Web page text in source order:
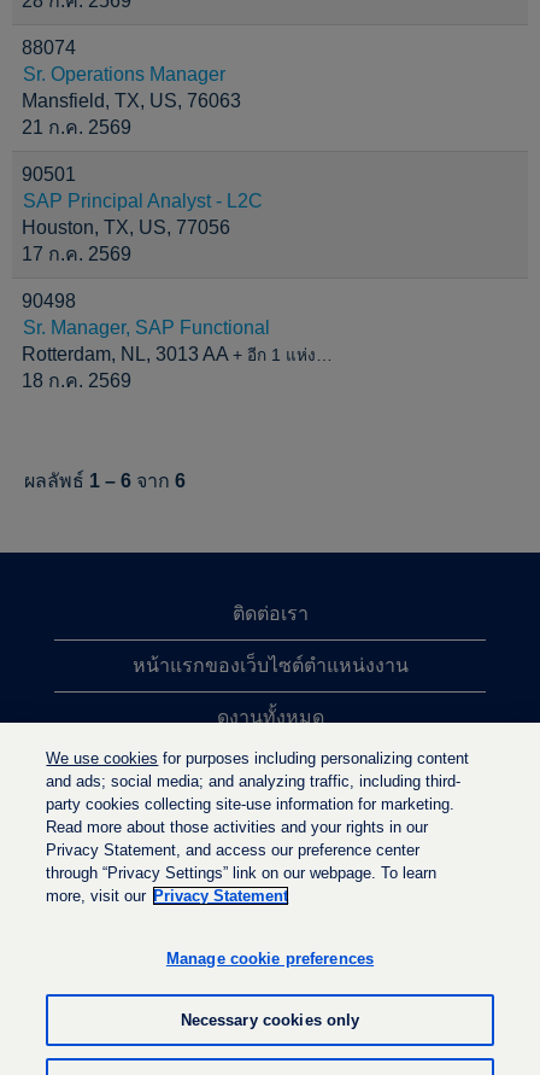
88074
Sr. Operations Manager
Mansfield, TX, US, 76063
21 ก.ค. 2569
90501
SAP Principal Analyst - L2C
Houston, TX, US, 77056
17 ก.ค. 2569
90498
Sr. Manager, SAP Functional
Rotterdam, NL, 3013 AA + อีก 1 แห่ง…
18 ก.ค. 2569
ผลลัพธ์ 1 – 6 จาก 6
ติดต่อเรา
หน้าแรกของเว็บไซต์ตำแหน่งงาน
ดูงานทั้งหมด
การค้นหาตำแหน่งงานยอดนิยม
นโยบายความเป็นส่วนตัว
ด
น
แ
ท็
บ
ด
แ
ท็
บ
น
บ
We use cookies for purposes including personalizing content
and ads; social media; and analyzing traffic, including third-
party cookies collecting site-use information for marketing.
Read more about those activities and your rights in our
Privacy Statement, and access our preference center
through “Privacy Settings” link on our webpage. To learn
more, visit our Privacy Statement
Manage cookie preferences
Necessary cookies only